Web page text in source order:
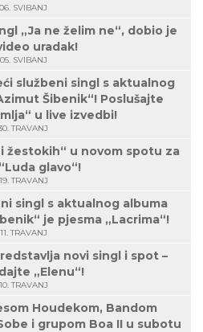
06. SVIBANJ
„Ja ne želim ne“, dobio je
uradak!
05. SVIBANJ
službeni singl s aktualnog
Šibenik“! Poslušajte
u live izvedbi!
TRAVANJ
žestokih“ u novom spotu za
glavo“!
19. TRAVANJ
singl s aktualnog albuma
je pjesma „Lacrima“!
11. TRAVANJ
novi singl i spot –
„Elenu“!
10. TRAVANJ
Houdekom, Bandom
i grupom Boa II u subotu